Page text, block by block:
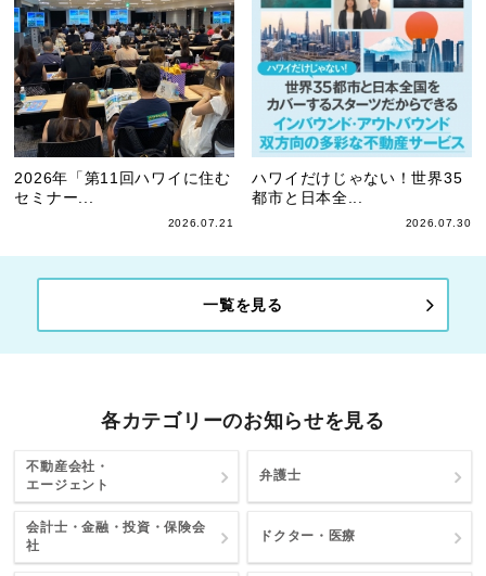
2026年「第11回ハワイに住む
セミナー...
2026.07.21
ハワイだけじゃない！世界35
都市と日本全...
2026.07.30
一覧を見る
各カテゴリーのお知らせを見る
不動産会社・
エージェント
弁護士
会計士・金融・投資・保険会
社
ドクター・医療